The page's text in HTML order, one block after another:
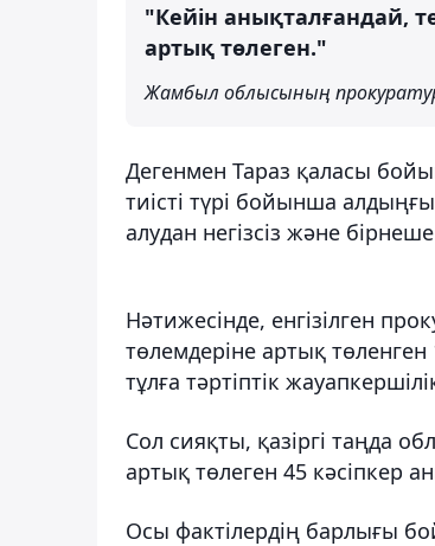
"Кейін анықталғандай,
артық төлеген."
Жамбыл облысының
Дегенмен Тараз қаласы
тиісті түрі бойынша
алудан негізсіз және
Нәтижесінде, енгізілген
төлемдеріне артық
тұлға тәртіптік
Сол сияқты, қазіргі таңда
артық төлеген 45 кәсіпкер
Осы фактілердің барлығы